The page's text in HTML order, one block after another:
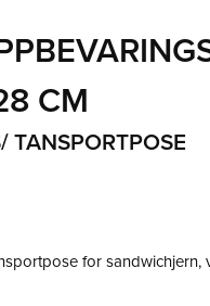
CM
TANSPORTPOSE
for